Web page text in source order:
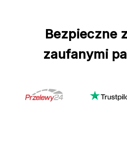
Bezpieczne
zaufanymi